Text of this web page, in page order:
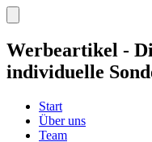
Werbeartikel -
individuelle
Start
Über uns
Team